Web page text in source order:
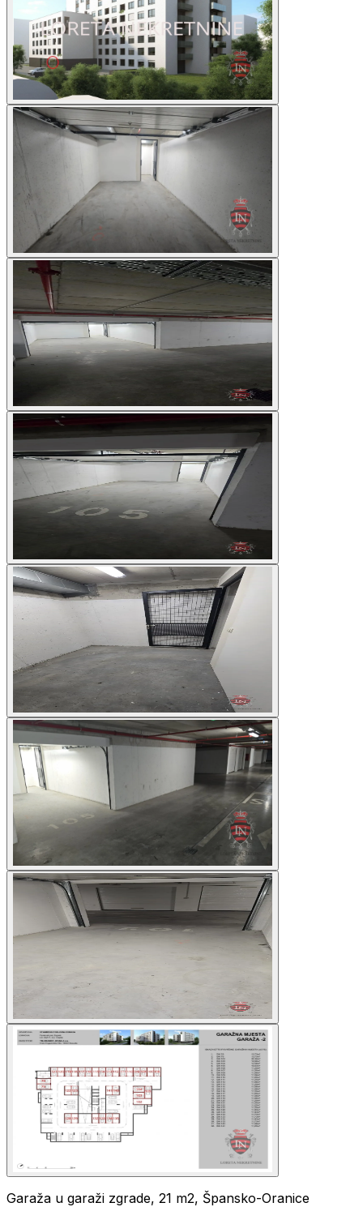
Garaža u garaži zgrade, 21 m2, Špansko-Oranice